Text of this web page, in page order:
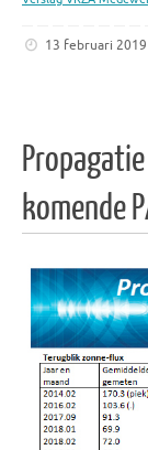
13 februari 2019
komende